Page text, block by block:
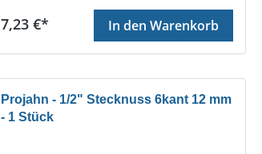
Regulärer Preis:
7,23 €* In den Warenkorb
Projahn - 1/2" Stecknuss 6kant 12 mm
- 1 Stück